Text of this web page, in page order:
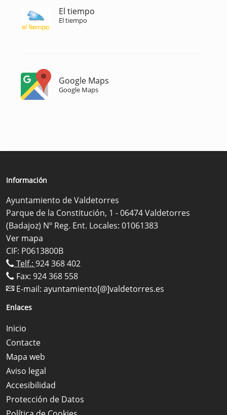
El tiempo
El tiempo
Google Maps
Google Maps
Información
Ayuntamiento de Valdetorres
Parque de la Constitución, 1 - 06474 Valdetorres
(Badajoz) Nº Reg. Ent. Locales: 01061383
Ver mapa
CIF: P0613800B
Telf.: 924 368 402
Fax: 924 368 558
E-mail: ayuntamiento[@]valdetorres.es
Enlaces
Inicio
Contacte
Mapa web
Aviso legal
Accesibilidad
Protección de Datos